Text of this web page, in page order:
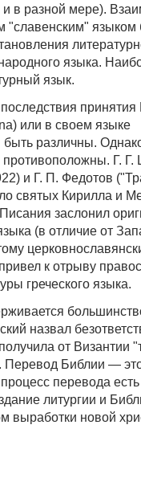
и в разной мере).
"славенским"
языка.
язык.
или в своем языке
различны.
Г.
и Г. П. Федотов
святых Кирилла и
заслонил
(в отличие от
к отрыву
греческого языка.
назвал
от Византии
Библии —
перевода
литургии и
выработки новой